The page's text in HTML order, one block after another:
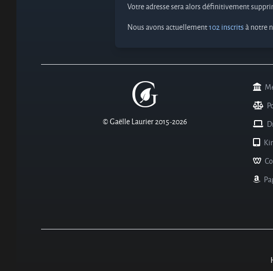
Votre adresse sera alors définitivement
Nous avons actuellement102 inscritsà notre
© Gaëlle Laurier 2015-2026